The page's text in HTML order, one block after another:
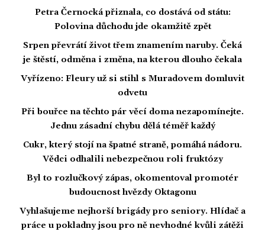
Petra Černocká přiznala, co dostává od státu:
Polovina důchodu jde okamžitě zpět
Srpen převrátí život třem znamením naruby. Čeká
je štěstí, odměna i změna, na kterou dlouho čekala
Vyřízeno: Fleury už si stihl s Muradovem domluvit
odvetu
Při bouřce na těchto pár věcí doma nezapomínejte.
Jednu zásadní chybu dělá téměř každý
Cukr, který stojí na špatné straně, pomáhá nádoru.
Vědci odhalili nebezpečnou roli fruktózy
Byl to rozlučkový zápas, okomentoval promotér
budoucnost hvězdy Oktagonu
Vyhlašujeme nejhorší brigády pro seniory. Hlídač a
práce u pokladny jsou pro ně nevhodné kvůli zátěži